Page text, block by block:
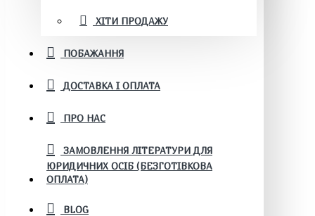
ХІТИ ПРОДАЖУ
ПОБАЖАННЯ
ДОСТАВКА І ОПЛАТА
ПРО НАС
ЗАМОВЛЕННЯ ЛІТЕРАТУРИ ДЛЯ
ЮРИДИЧНИХ ОСІБ (БЕЗГОТІВКОВА
ОПЛАТА)
BLOG